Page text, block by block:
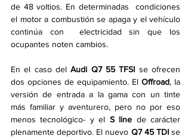
de 48 voltios. En determinadas  condiciones
el motor a combustión se apaga y el vehículo
continúa con  electricidad sin que los
ocupantes noten cambios.
En el caso del Audi Q7 55 TFSI se ofrecen
dos opciones de equipamiento. El Offroad, la
versión de entrada a la gama con un tinte
más familiar y aventurero, pero no por eso
menos tecnológico- y el S line de carácter
plenamente deportivo. El nuevo Q7 45 TDI se